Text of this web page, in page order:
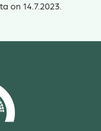
on 14.7.2023.